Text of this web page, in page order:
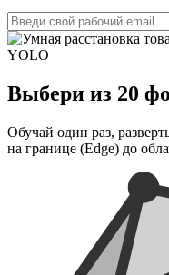
Выбери из 20
Обучай один раз,
на границе (Edge) до